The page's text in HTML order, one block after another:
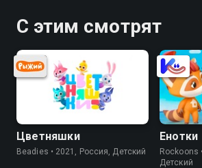
С этим смотрят
Цветняшки
Beadies • 2021, Россия, Детский
Енотки
Rockoons
Детский